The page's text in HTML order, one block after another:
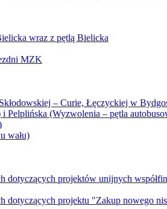
wraz z pętlą Bielicka
MZK
– Curie, Łęczyckiej w
Pelplińska (Wyzwolenia – pętla
wału)
projektów unijnych
projektu "Zakup nowego